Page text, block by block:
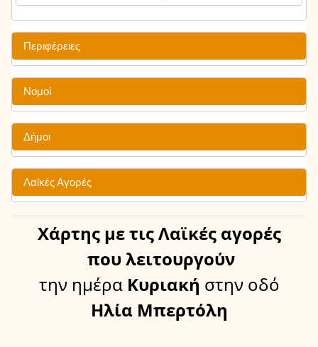
Περιφέρειες
Νομοί
Δήμοι
Λαϊκές Αγορές
Χάρτης με τις Λαϊκές αγορές
που λειτουργούν
την ημέραΚυριακή στην οδό
Ηλία Μπερτόλη